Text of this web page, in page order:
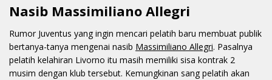
Nasib Massimiliano Allegri
Rumor Juventus yang ingin mencari pelatih baru membuat publik
bertanya-tanya mengenai nasib Massimiliano Allegri. Pasalnya
pelatih kelahiran Livorno itu masih memiliki sisa kontrak 2
musim dengan klub tersebut. Kemungkinan sang pelatih akan